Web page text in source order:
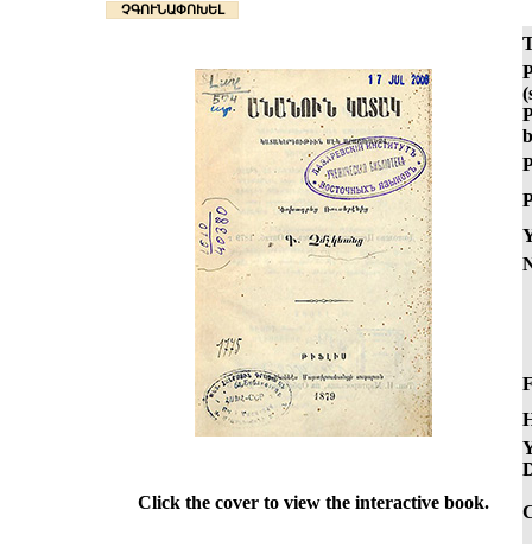
ՉԳՈՒՆԱՓՈԽԵԼ
Click the cover to view the interactive book.